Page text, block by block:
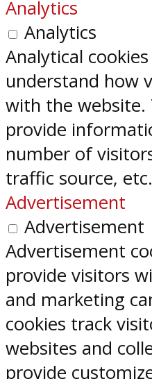
Analytics
Analytics
Analytical
understand how
with the website.
provide
number of
traffic source, etc.
Advertisement
Advertisement
Advertisement
provide visitors
and marketing
cookies track
websites and
provide